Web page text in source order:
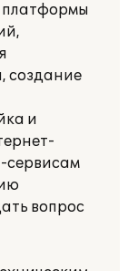
создание
и
сервисам
вопрос